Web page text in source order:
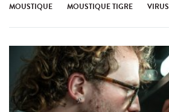
MOUSTIQUE MOUSTIQUE TIGRE VIRUS